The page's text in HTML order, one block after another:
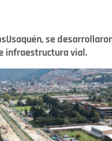
se
infraestructura vial.